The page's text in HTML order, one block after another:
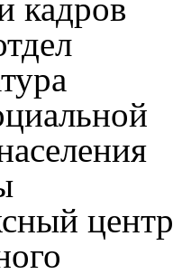
кадров
центр